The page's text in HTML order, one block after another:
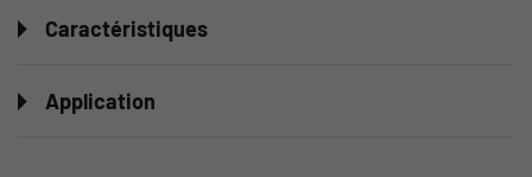
Caractéristiques
Application